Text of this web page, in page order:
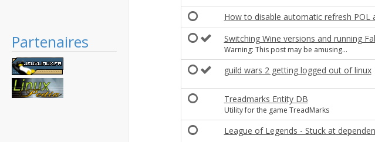
Partenaires
How to disable automatic refresh POL
Switching Wine versions and running
Warning: This post may be amusing...
guild wars 2 getting logged out of linux
Treadmarks Entity DB
Utility for the game TreadMarks
League of Legends - Stuck at